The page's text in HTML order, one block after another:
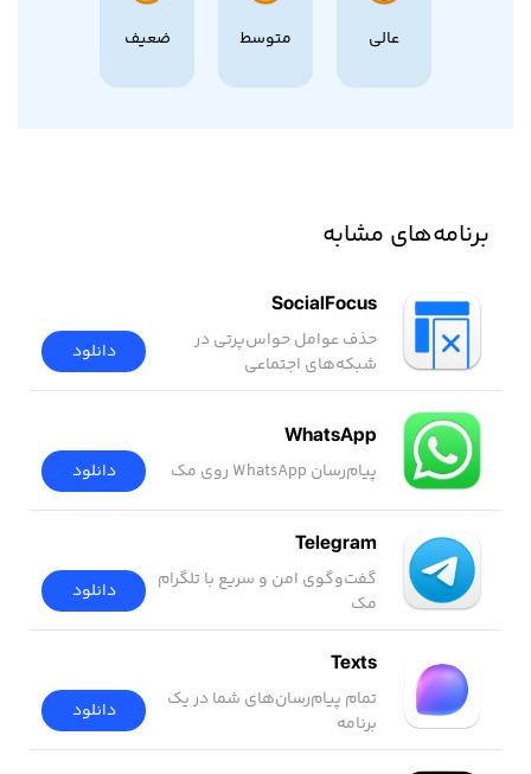
عالی متوسط ضعیف
برنامه‌های مشابه
SocialFocus
حذف عوامل حواس‌پرتی در
شبکه‌های اجتماعی
دانلود
WhatsApp
پیام‌رسان WhatsApp روی مک دانلود
Telegram
گفت‌وگوی امن و سریع با تلگرام
مک
دانلود
Texts
تمام پیام‌رسان‌های شما در یک
برنامه
دانلود